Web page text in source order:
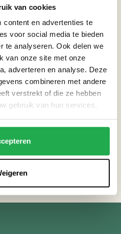
van cookies
content en advertenties te
voor social media te bieden
te analyseren. Ook delen we
van onze site met onze
adverteren en analyse. Deze
combineren met andere
verstrekt of die ze hebben
gebruik van hun services.